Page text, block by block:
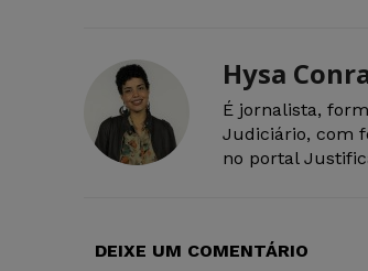
Hysa
É jornalista,
Judiciário, com
no portal
DEIXE UM COMENTÁRIO